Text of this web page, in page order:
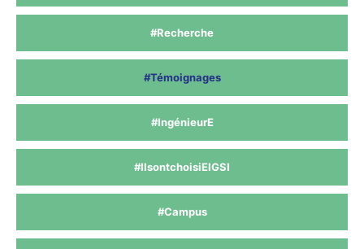
#Recherche
#Témoignages
#IngénieurE
#IlsontchoisiEIGSI
#Campus